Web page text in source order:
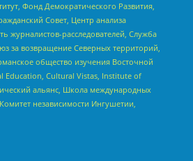
Фонд Демократического Развития,
Совет, Центр анализа
журналистов-расследователей, Служба
за возвращение Северных территорий,
общество изучения Восточной
Education, Cultural Vistas, Institute of
альянс, Школа международных
независимости Ингушетии,